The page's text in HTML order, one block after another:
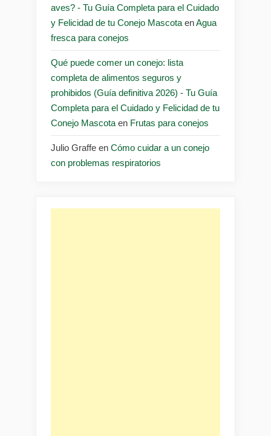
aves? - Tu Guía Completa para el Cuidado
y Felicidad de tu Conejo MascotaenAgua
fresca para conejos
Qué puede comer un conejo: lista
completa de alimentos seguros y
prohibidos (Guía definitiva 2026) - Tu Guía
Completa para el Cuidado y Felicidad de tu
Conejo Mascotaen Frutas para conejos
Julio Graffe en Cómo cuidar a un conejo
con problemas respiratorios